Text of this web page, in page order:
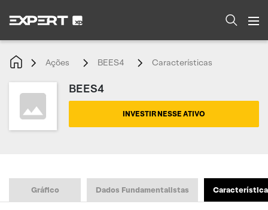
Ações BEES4 Características
BEES4
INVESTIR NESSE ATIVO
Gráfico Dados Fundamentalistas